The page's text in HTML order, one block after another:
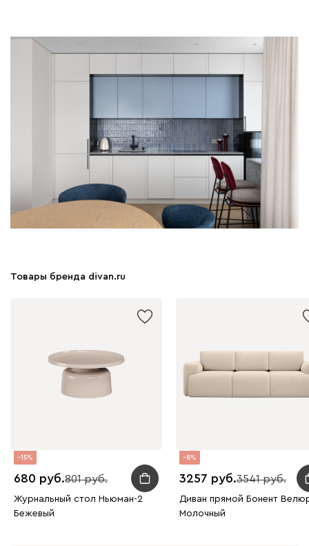
Товары бренда divan.ru
15
680 801
Журнальный стол Ньюман-2
Бежевый
8
3257 3541
Диван прямой Бонент
Молочный